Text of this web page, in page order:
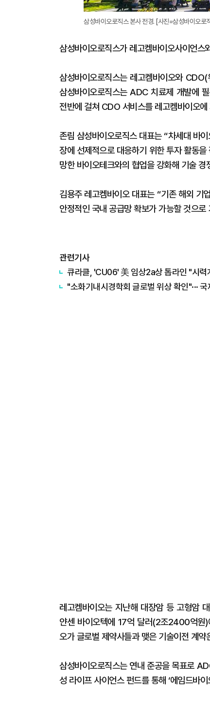
삼성바이오로직스 본사 전경. [사진=삼성바이오로
삼성바이오로직스가 레고켐바이오사이언
삼성바이오로직스는 레고켐바이오와
삼성바이오로직스는 ADC 치료제 개발에
전반에 걸쳐 CDO 서비스를 레고켐바이오에
존림 삼성바이오로직스 대표는 “차세대 바
장에 선제적으로 대응하기 위한 투자 활동
망한 바이오테크와의 협업을 강화해 기술
김용주 레고켐바이오 대표는 “기존 해외 기
안정적인 국내 공급망 확보가 가능할 것으로
관련기사
큐라클, 'CU06' 美 임상2a상 톱라인 "시력
"소화기내시경학회 글로벌 위상 확인"···
레고켐바이오는 지난해 대장암 등 고형암
얀센 바이오텍에 17억 달러(2조2400억원)
오가 글로벌 제약사들과 맺은 기술이전 계
삼성바이오로직스는 연내 준공을 목표로
성 라이프 사이언스 펀드를 통해 ‘에임드바이